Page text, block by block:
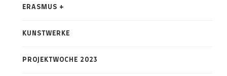
ERASMUS +
KUNSTWERKE
PROJEKTWOCHE 2023